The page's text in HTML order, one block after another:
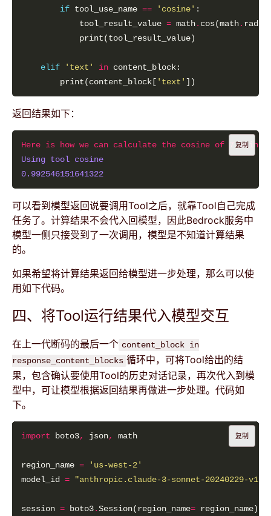
if tool_use_name == 'cosine'
            tool_result_value
= math. cos(math.
elif 'text' in
        print(content_block[
'text'
返回结果如下：
Here is how we can calculate the cosine of 7
Using tool cosine
0.992546151641322
复制
可以看到模型返回说要调用Tool之后，就靠Tool自己完成
任务了。计算结果不会代入回模型，因此Bedrock服务中
模型一侧只接受到了一次调用，模型是不知道计算结果
的。
如果希望将计算结果返回给模型进一步处理，那么可以使
用如下代码。
四、将Tool运行结果代入模型交互
在上一代断码的最后一个 content_block in
response_content_blocks 循环中，可将Tool给出的结
果，包含确认要使用Tool的历史对话记录，再次代入到模
型中，可让模型根据返回结果再做进一步处理。代码如
下。
import boto3, json,
region_name =
'us-west-2'
model_id = "anthropic.claude-3-sonnet-20240229-
session = boto3.Session(region_name=
复制